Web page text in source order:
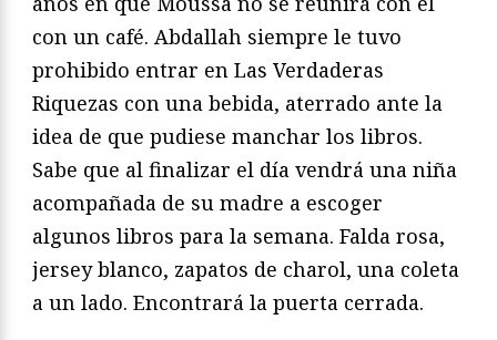
con un café. Abdallah siempre le tuvo
prohibido entrar en Las Verdaderas
Riquezas con una bebida, aterrado ante la
idea de que pudiese manchar los libros.
Sabe que al finalizar el día vendrá una niña
acompañada de su madre a escoger
algunos libros para la semana. Falda rosa,
jersey blanco, zapatos de charol, una coleta
a un lado. Encontrará la puerta cerrada.